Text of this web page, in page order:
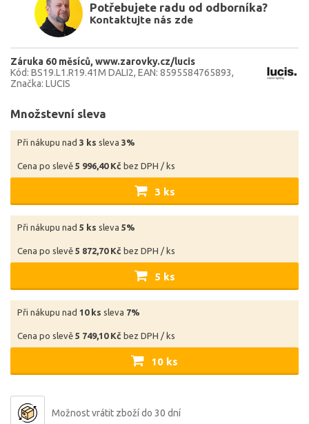
Potřebujete radu od odborníka?
Kontaktujte nás zde
Záruka 60 měsíců www.zarovky.cz/lucis
Kód: BS19.L1.R19.41M DALI2 EAN: 8595584765893
Značka: LUCIS
Množstevní sleva
Při nákupu nad 3 ks sleva 3%
Cena po slevě 5 996,40 Kč bez DPH / ks
3 ks
Při nákupu nad 5 ks sleva 5%
Cena po slevě 5 872,70 Kč bez DPH / ks
5 ks
Při nákupu nad 10 ks sleva 7%
Cena po slevě 5 749,10 Kč bez DPH / ks
10 ks
Možnost vrátit zboží do 30 dní